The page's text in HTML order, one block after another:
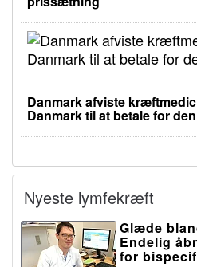
Danmark afviste
Danmark til at betale for
Nyeste lymfekræft
Glæde
Endelig
for